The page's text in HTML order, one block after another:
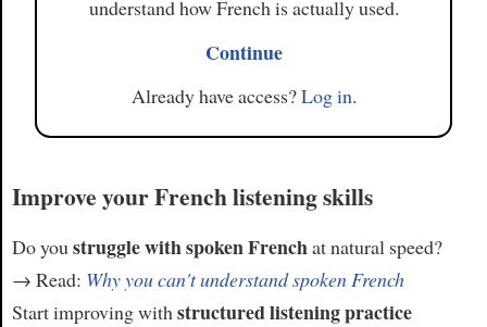
understand how French is actually used.
Continue
Already have access?Log in.
Improve your French listening skills
Do you struggle with spoken Frenchat natural speed?
→ Read: Why you can't understand spoken French
Start improving with structured listening practice